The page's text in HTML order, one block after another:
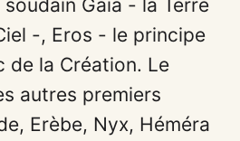
Gaïa - la Terre
-, Eros - le principe
de la Création. Le
autres premiers
Erèbe, Nyx, Héméra